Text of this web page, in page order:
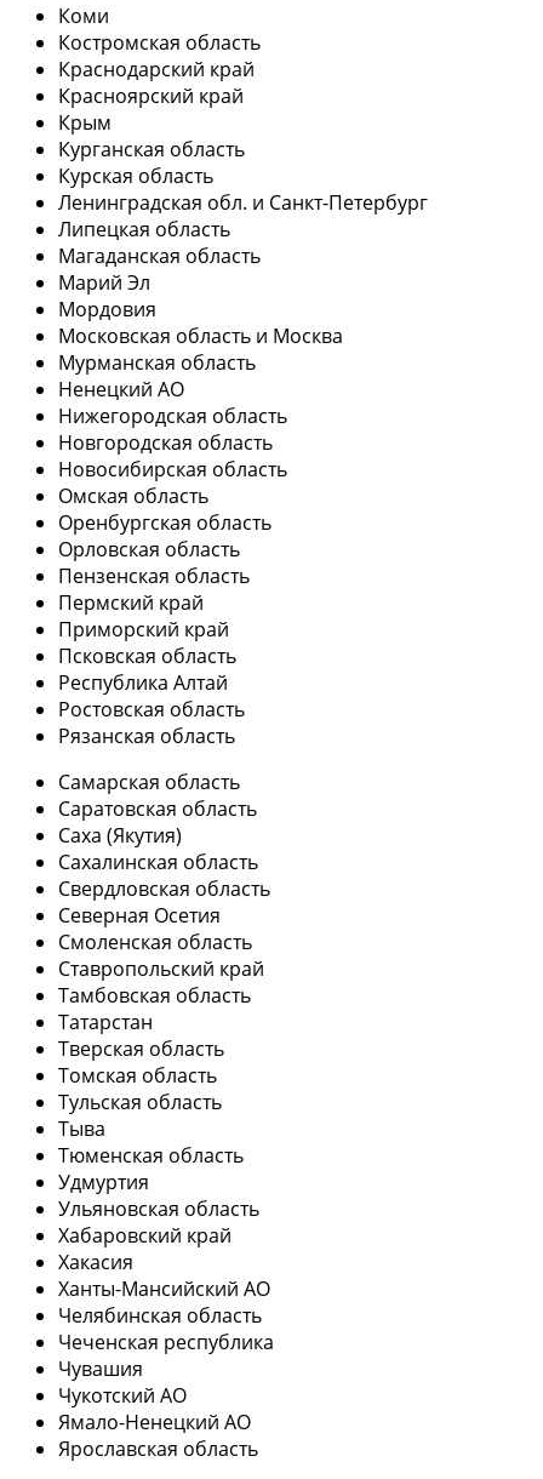
Коми
Костромская область
Краснодарский край
Красноярский край
Крым
Курганская область
Курская область
Ленинградская обл. и Санкт-Петербург
Липецкая область
Магаданская область
Марий Эл
Мордовия
Московская область и Москва
Мурманская область
Ненецкий АО
Нижегородская область
Новгородская область
Новосибирская область
Омская область
Оренбургская область
Орловская область
Пензенская область
Пермский край
Приморский край
Псковская область
Республика Алтай
Ростовская область
Рязанская область
Самарская область
Саратовская область
Саха (Якутия)
Сахалинская область
Свердловская область
Северная Осетия
Смоленская область
Ставропольский край
Тамбовская область
Татарстан
Тверская область
Томская область
Тульская область
Тыва
Тюменская область
Удмуртия
Ульяновская область
Хабаровский край
Хакасия
Ханты-Мансийский АО
Челябинская область
Чеченская республика
Чувашия
Чукотский АО
Ямало-Ненецкий АО
Ярославская область